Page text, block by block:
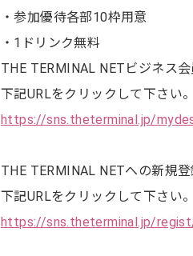
・参加優待各部10枠用意
・1ドリンク無料
THE TERMINAL NETビジネス
下記URLをクリックして下さい。
https://sns.theterminal.jp/
THE TERMINAL NETへの新規
下記URLをクリックして下さい。
https://sns.theterminal.jp/